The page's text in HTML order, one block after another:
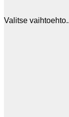
Valitse